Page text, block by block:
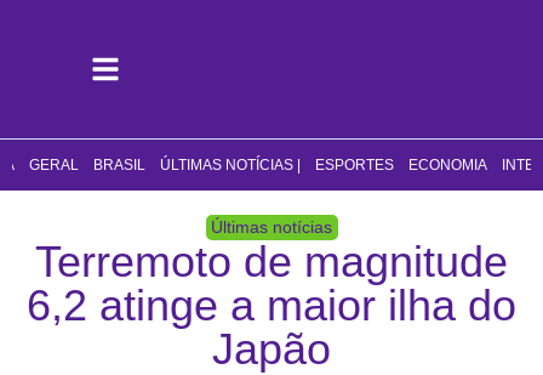
GERAL BRASIL ÚLTIMAS NOTÍCIAS | ESPORTES ECONOMIA
Últimas notícias
Terremoto de magnitude
6,2 atinge a maior ilha do
Japão